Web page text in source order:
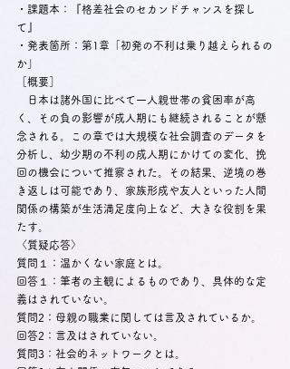
・課題本：『格差社会のセカンドチャンスを探し
て』
・発表箇所：第1章「初発の不利は乗り越えられるの
か」
［概要］
日本は諸外国に比べて一人親世帯の貧困率が高
く、その負の影響が成人期にも継続されることが懸
念される。この章では大規模な社会調査のデータを
分析し、幼少期の不利の成人期にかけての変化、挽
回の機会について推察された。その結果、逆境の巻
き返しは可能であり、家族形成や友人といった人間
関係の構築が生活満足度向上など、大きな役割を果
たす。
〈質疑応答〉
質問１：温かくない家庭とは。
回答１：筆者の主観によるものであり、具体的な定
義はされていない。
質問2：母親の職業に関しては言及されているか。
回答2：言及はされていない。
質問3：社会的ネットワークとは。